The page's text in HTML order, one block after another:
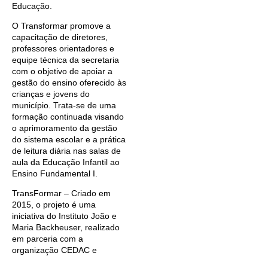
Educação.
O Transformar promove a
capacitação de diretores,
professores orientadores e
equipe técnica da secretaria
com o objetivo de apoiar a
gestão do ensino oferecido às
crianças e jovens do
município. Trata-se de uma
formação continuada visando
o aprimoramento da gestão
do sistema escolar e a prática
de leitura diária nas salas de
aula da Educação Infantil ao
Ensino Fundamental I.
TransFormar – Criado em
2015, o projeto é uma
iniciativa do Instituto João e
Maria Backheuser, realizado
em parceria com a
organização CEDAC e